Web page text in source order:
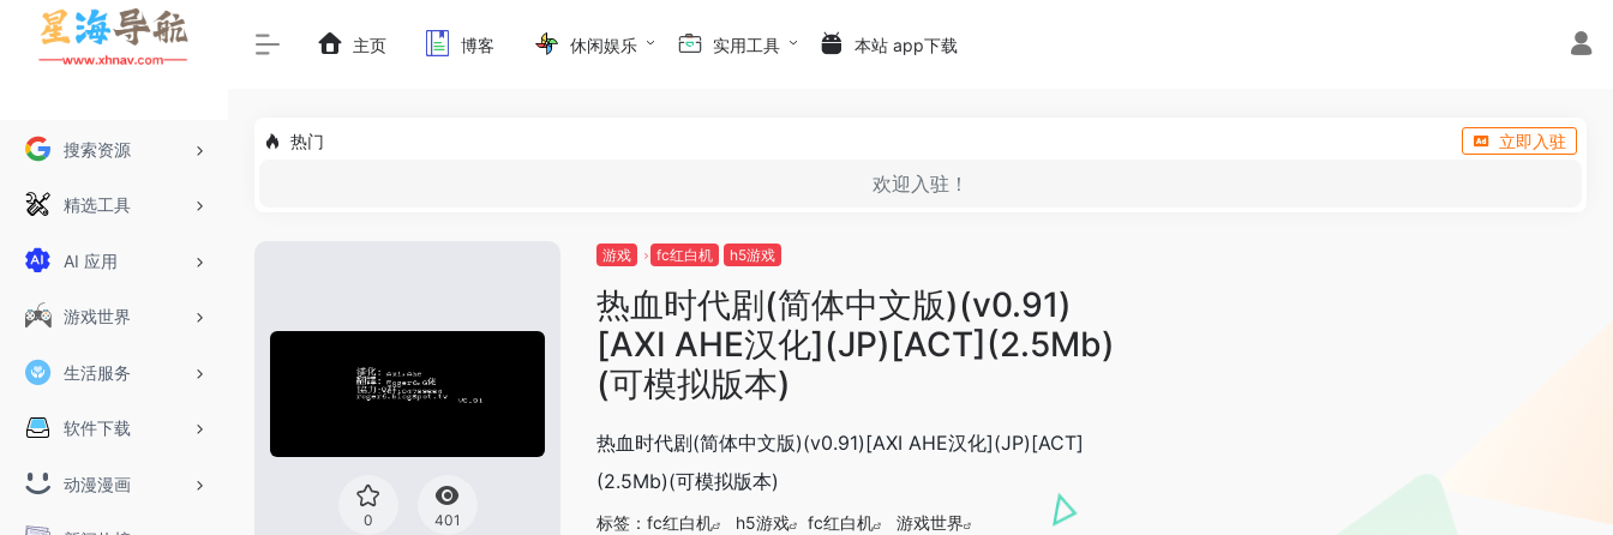
搜索资源
精选工具
AI 应用
游戏世界
生活服务
软件下载
动漫漫画
主页 博客 休闲娱乐 实用工具 本站 app下载
热门 立即入驻
欢迎入驻！
0 401
游戏 fc红白机 h5游戏
热血时代剧(简体中文版)(v0.91)
[AXI AHE汉化](JP)[ACT](2.5Mb)
(可模拟版本)
热血时代剧(简体中文版)(v0.91)[AXI AHE汉化](JP)[ACT]
(2.5Mb)(可模拟版本)
标签： fc红白机 h5游戏 fc红白机
游戏世界